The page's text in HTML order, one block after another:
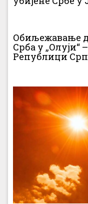
Обиљежавање
Срба у „Олуји“
Републици